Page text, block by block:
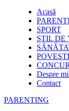
Acasă
SPORT
STIL DE
POVEŞTI
Despre
Contact
PARENTING